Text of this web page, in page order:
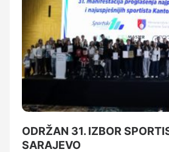
ODRŽAN 31. IZBOR
SARAJEVO